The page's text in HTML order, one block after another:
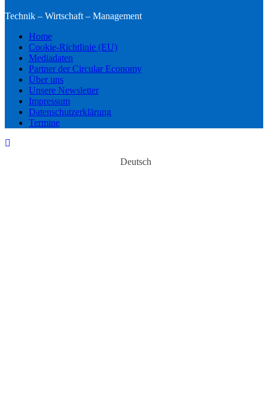
Technik – Wirtschaft – Management
Home
Cookie-Richtlinie (EU)
Mediadaten
Partner der Circular Economy
Über uns
Unsere Newsletter
Impressum
Datenschutzerklärung
Termine
Deutsch